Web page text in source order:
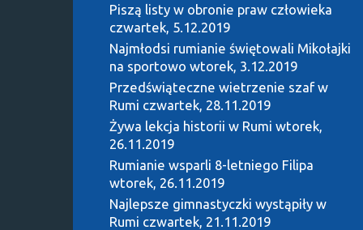
Piszą listy w obronie praw człowieka
czwartek, 5.12.2019
Najmłodsi rumianie świętowali Mikołajki
na sportowo wtorek, 3.12.2019
Przedświąteczne wietrzenie szaf w
Rumi czwartek, 28.11.2019
Żywa lekcja historii w Rumi wtorek,
26.11.2019
Rumianie wsparli 8-letniego Filipa
wtorek, 26.11.2019
Najlepsze gimnastyczki wystąpiły w
Rumi czwartek, 21.11.2019